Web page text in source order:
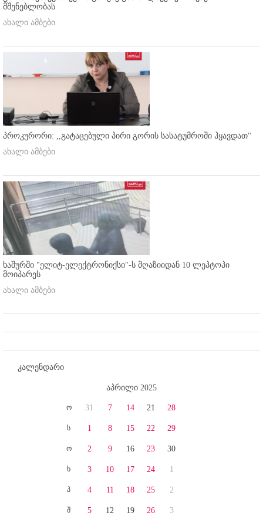
მშენებლობას
ახალი ამბები
პროკურორი: ,,გატაცებული პირი გორის სასატუმროში ჰყავდათ''
ახალი ამბები
ხაშურში "ელიტ-ელექტრონიქსი"-ს მღაზიიდან 10 ლეპტოპი
მოიპარეს
ახალი ამბები
კალენდარი
აპრილი 2025
ო
ს
ო
ხ
პ
შ
31
1
2
3
4
5
7
8
9
10
11
12
14
15
16
17
18
19
21
22
23
24
25
26
28
29
30
1
2
3